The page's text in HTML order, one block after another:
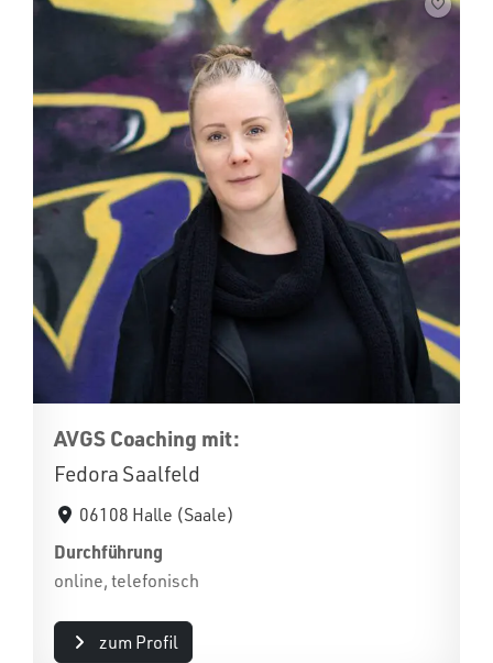
AVGS Coaching mit:
Fedora Saalfeld
06108 Halle (Saale)
Durchführung
online, telefonisch
zum Profil